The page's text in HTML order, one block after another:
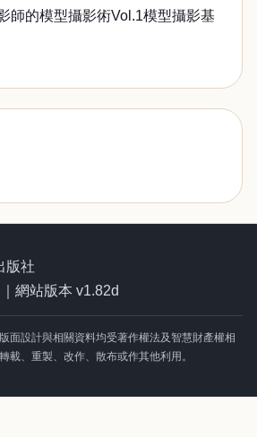
師的模型攝影術Vol.1模型攝影基
版社
網站版本 v1.82d
面設計與相關資料均受著作權法及智慧財產權相
載、重製、改作、散布或作其他利用。